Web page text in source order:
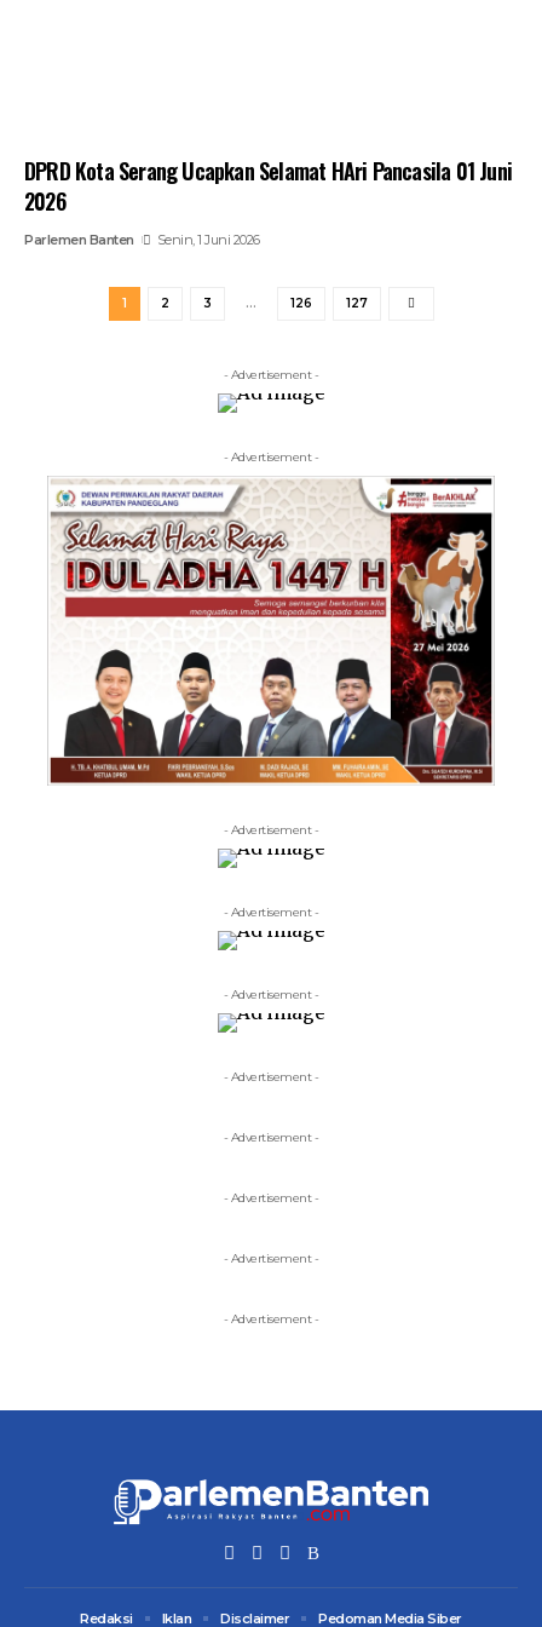
DPRD Kota Serang Ucapkan Selamat HAri Pancasila 01 Juni
2026
Parlemen Banten Senin, 1 Juni 2026
1 2 3 … 126 127
- Advertisement -
- Advertisement -
- Advertisement -
- Advertisement -
- Advertisement -
- Advertisement -
- Advertisement -
- Advertisement -
- Advertisement -
- Advertisement -
Redaksi Iklan Disclaimer Pedoman Media Siber